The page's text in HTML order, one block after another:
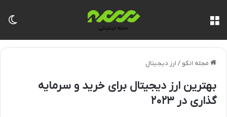
مجله انکو / ارز دیجیتال
بهترین ارز دیجیتال برای خرید و سرمایه
گذاری در ۲۰۲۳